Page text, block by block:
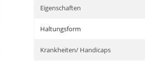
Eigenschaften
Haltungsform
Krankheiten/ Handicaps